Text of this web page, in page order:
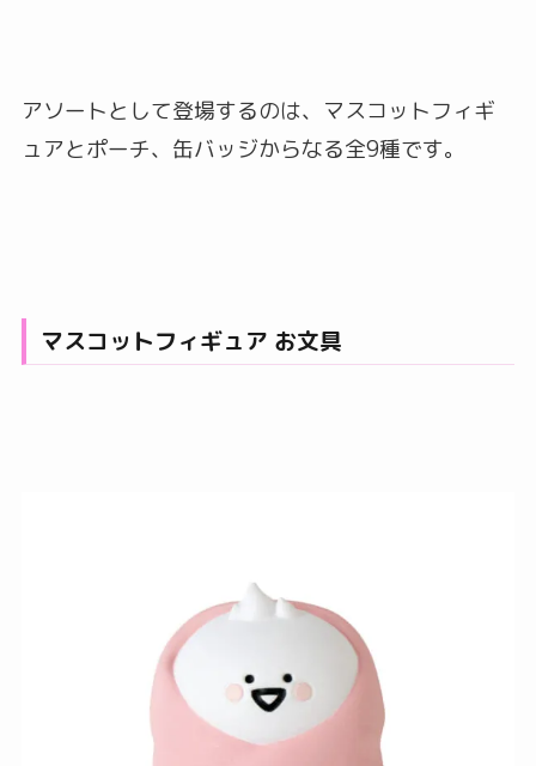
アソートとして登場するのは、マスコットフィギ
ュアとポーチ、缶バッジからなる全9種です。
マスコットフィギュア お文具